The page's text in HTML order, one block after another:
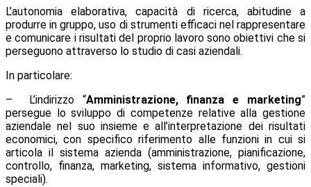
L’autonomia elaborativa, capacità di ricerca, abitudine a
produrre in gruppo, uso di strumenti efficaci nel rappresentare
e comunicare i risultati del proprio lavoro sono obiettivi che si
perseguono attraverso lo studio di casi aziendali.
In particolare:
– L’indirizzo “Amministrazione, finanza e marketing”
persegue lo sviluppo di competenze relative alla gestione
aziendale nel suo insieme e all’interpretazione dei risultati
economici, con specifico riferimento alle funzioni in cui si
articola il sistema azienda (amministrazione, pianificazione,
controllo, finanza, marketing, sistema informativo, gestioni
speciali).